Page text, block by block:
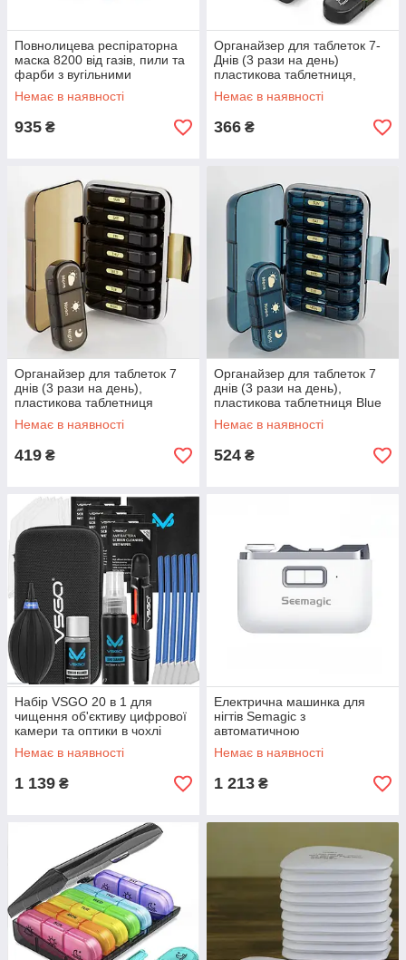
Повнолицева респіраторна
маска 8200 від газів, пили та
фарби з вугільними
фільтрами
Немає в наявності
935 ₴
Органайзер для таблеток 7-
Днів (3 рази на день)
пластикова таблетниця,
футляр, контейнер Чорний
Немає в наявності
366 ₴
Органайзер для таблеток 7
днів (3 рази на день),
пластикова таблетниця
Brown
Немає в наявності
419 ₴
Органайзер для таблеток 7
днів (3 рази на день),
пластикова таблетниця Blue
Немає в наявності
524 ₴
Набір VSGO 20 в 1 для
чищення об'єктиву цифрової
камери та оптики в чохлі
Немає в наявності
1 139 ₴
Електрична машинка для
нігтів Semagic з
автоматичною
шліфувальною функціє
Немає в наявності
1 213 ₴